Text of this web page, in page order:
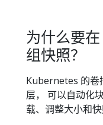
为什么要
组快照？
Kubernetes 的卷
层， 可以自动化
载、调整大小和快